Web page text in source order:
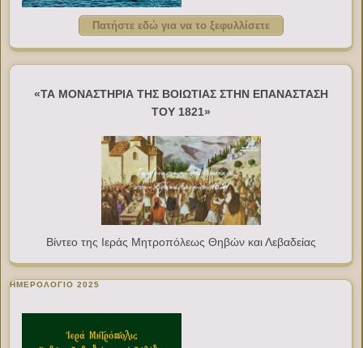
Πατήστε εδώ για να το ξεφυλλίσετε
«ΤΑ ΜΟΝΑΣΤΗΡΙΑ ΤΗΣ ΒΟΙΩΤΙΑΣ ΣΤΗΝ ΕΠΑΝΑΣΤΑΣΗ
ΤΟΥ 1821»
Βίντεο της Ιεράς Μητροπόλεως Θηβών και Λεβαδείας
ΗΜΕΡΟΛΟΓΙΟ 2025